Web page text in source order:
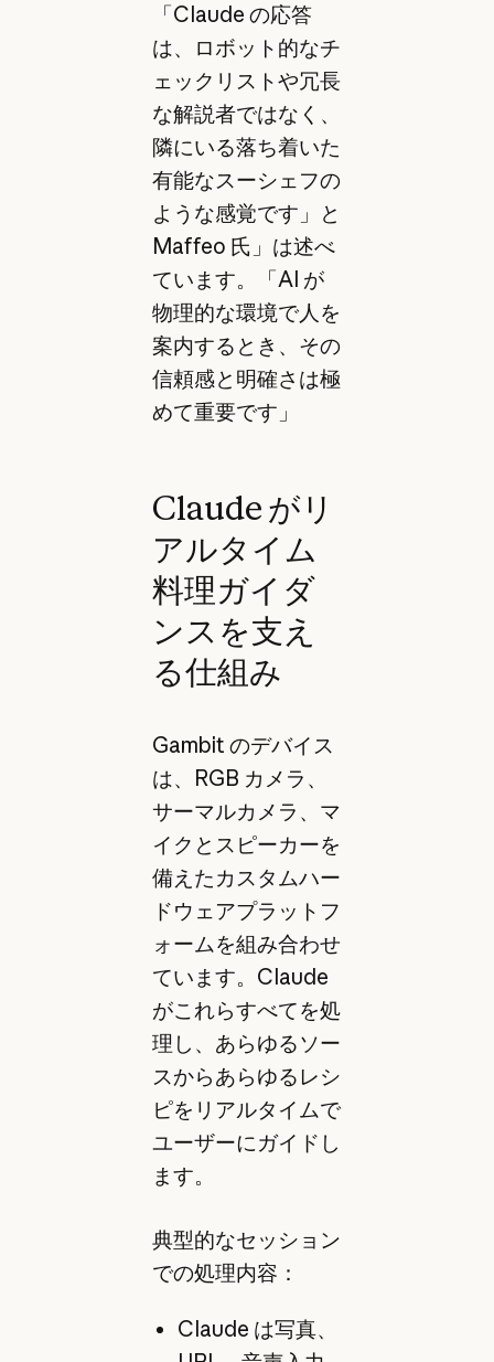
「Claude の応答
は、ロボット的なチ
ェックリストや冗長
な解説者ではなく、
隣にいる落ち着いた
有能なスーシェフの
ような感覚です」と
Maffeo 氏」は述べ
ています。「AI が
物理的な環境で人を
案内するとき、その
信頼感と明確さは極
めて重要です」
Claude がリ
アルタイム
料理ガイダ
ンスを支え
る仕組み
Gambit のデバイス
は、RGB カメラ、
サーマルカメラ、マ
イクとスピーカーを
備えたカスタムハー
ドウェアプラットフ
ォームを組み合わせ
ています。Claude
がこれらすべてを処
理し、あらゆるソー
スからあらゆるレシ
ピをリアルタイムで
ユーザーにガイドし
ます。
典型的なセッション
での処理内容：
Claude は写真、